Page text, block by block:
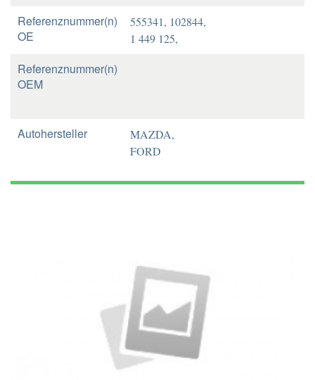
Referenznummer(n)
OE
555341, 102844,
1 449 125,
Referenznummer(n)
OEM
Autohersteller
MAZDA,
FORD